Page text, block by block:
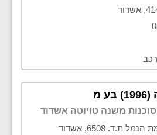
מ
ת.ד. 6508, אשדוד